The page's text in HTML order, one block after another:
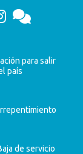
para salir
país
de servicio